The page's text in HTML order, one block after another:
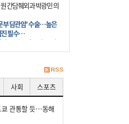
간담췌외과 박광민 의
부 담관암’ 수술…높은
필수
암(클라츠킨 종양)은 좌
는, 담관(담즙 배출 경
는 악성 종양이다. 간동맥
담
사회 스포츠
쿄 관통할 듯…동해